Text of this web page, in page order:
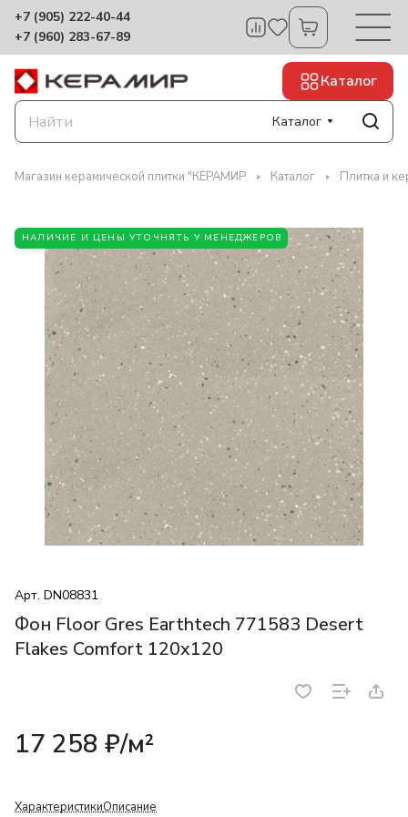
+7 (905) 222-40-44
+7 (960) 283-67-89
Каталог
Каталог
Магазин керамической плитки "КЕРАМИР Каталог Плитка и
НАЛИЧИЕ И ЦЕНЫ УТОЧНЯТЬ У МЕНЕДЖЕРОВ
Арт. DN08831
Фон Floor Gres Earthtech 771583 Desert
Flakes Comfort 120x120
17 258 ₽/м²
ХарактеристикиОписание